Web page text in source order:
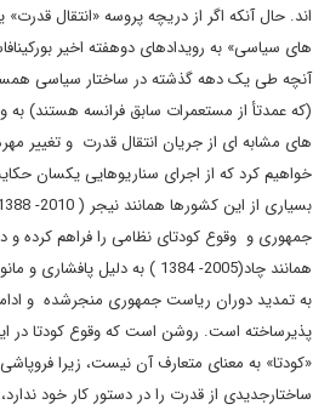
اند. حال آنکه اگر از دریچه پروسه «انتقال
های سیاسی» به رویدادهای دوهفته اخیر
آنچه طی یک دهه گذشته در ساختار سیاسی
(که عمدتأ از مستعمرات سابق فرانسه هستند)
های مشابه ای از جریان انتقال قدرت و تغییر
خواهیم کرد که از اجرای سناریوهایی یکسان
جمهوری و وقوع کودتای نظامی را فراهم کرده و
همانند چاد(2005- 1384 ) به
به تمدید دوران ریاست جمهوری منجرشده و
پذیرساخته است. روشن است که وقوع کودتا در
«کودتا» به معنای متعارف آن نیست، زیرا
ساختارجدیدی از قدرت را در دستور کار خود